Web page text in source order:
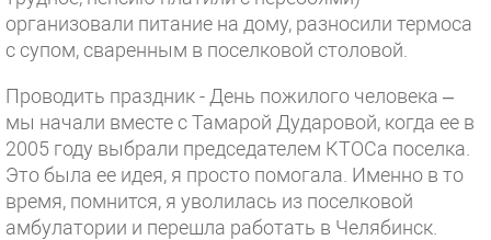
организовали питание на дому, разносили термоса
с супом, сваренным в поселковой столовой.
Проводить праздник - День пожилого человека –
мы начали вместе с Тамарой Дударовой, когда ее в
2005 году выбрали председателем КТОСа поселка.
Это была ее идея, я просто помогала. Именно в то
время, помнится, я уволилась из поселковой
амбулатории и перешла работать в Челябинск.